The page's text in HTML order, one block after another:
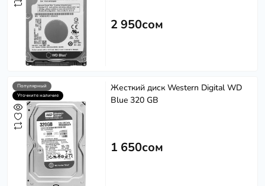
2 950сом
Популярный
Уточните наличие
Жесткий диск Western Digital WD
Blue 320 GB
1 650сом